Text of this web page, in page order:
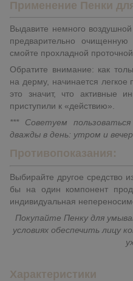
Применение Пенки
Выдавите немного
предварительно
смойте прохладной
Обратите внимание: как
на дерму, начинается
это значит, что активные
приступили к «действию».
*** Советуем
дважды в день: утром и
Противопоказания:
Выбирайте другое средство
бы на один компонент
индивидуальная
Покупайте Пенку для
условиях обеспечить лицу
Характеристики